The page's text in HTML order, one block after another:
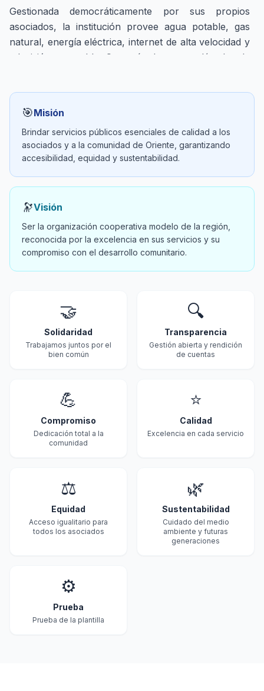
Gestionada democráticamente por sus propios
asociados, la institución provee agua potable, gas
natural, energía eléctrica, internet de alta velocidad y
televisión por cable. Con más de cuatro décadas de
🎯Misión
Brindar servicios públicos esenciales de calidad a los
asociados y a la comunidad de Oriente, garantizando
accesibilidad, equidad y sustentabilidad.
🔭Visión
Ser la organización cooperativa modelo de la región,
reconocida por la excelencia en sus servicios y su
compromiso con el desarrollo comunitario.
🤝
Solidaridad
Trabajamos juntos por el
bien común
🔍
Transparencia
Gestión abierta y rendición
de cuentas
💪
Compromiso
Dedicación total a la
comunidad
⭐
Calidad
Excelencia en cada servicio
⚖️
Equidad
Acceso igualitario para
todos los asociados
🌿
Sustentabilidad
Cuidado del medio
ambiente y futuras
generaciones
⚙️
Prueba
Prueba de la plantilla